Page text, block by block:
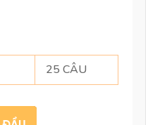
25 CÂU